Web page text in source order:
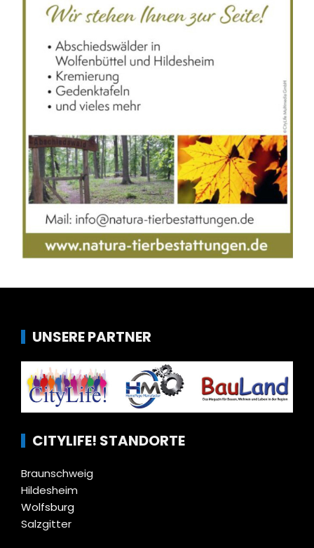
UNSERE PARTNER
CITYLIFE! STANDORTE
Braunschweig
Hildesheim
Wolfsburg
Salzgitter